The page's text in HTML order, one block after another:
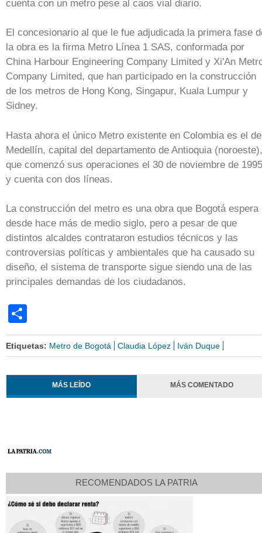
cuenta con un metro pese al caos vial diario.
El concesionario al que le fue adjudicada la primera fase
la obra es la firma Metro Línea 1 SAS, conformada por
China Harbour Engineering Company Limited y Xi'An
Company Limited, que han participado en la construcción
de los metros de Hong Kong, Singapur, Kuala Lumpur y
Sidney.
Hasta ahora el único Metro existente en Colombia es el de
Medellín, capital del departamento de Antioquia (noroeste),
que comenzó sus operaciones el 30 de noviembre de 1995
y cuenta con dos líneas.
La construcción del metro es una obra que Bogotá espera
desde hace más de medio siglo, pero a pesar de que
distintos alcaldes contrataron estudios técnicos y las
controversias políticas y ambientales que ha causado su
diseño, el sistema de transporte sigue siendo una de las
principales demandas de los ciudadanos.
Etiquetas: Metro de Bogotá Claudia López Iván Duque
MÁS LEÍDO MÁS COMENTADO
RECOMENDADOS LA PATRIA